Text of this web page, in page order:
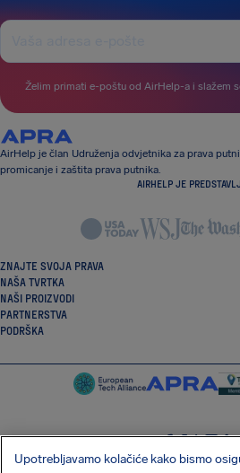
Želim primati e-poštu od AirHelp-a i slažem
AirHelp je član Udruženja odvjetnika za prava
promicanje i zaštita prava putnika.
AIRHELP JE
ZNAJTE SVOJA PRAVA
NAŠA TVRTKA
NAŠI PROIZVODI
PARTNERSTVA
PODRŠKA
SocialFacebook
SocialTwitter
Upotrebljavamo kolačiće kako bismo